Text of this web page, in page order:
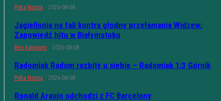
Piłka Nożna 2026-08-08
Jagiellonia na fali kontra głodny przełamania Widzew:
Zapowiedź hitu w Białymstoku
Bez kategorii 2026-08-08
Radomiak Radom rozbity u siebie – Radomiak 1:3 Górnik
Piłka Nożna 2026-08-08
Ronald Araujo odchodzi z FC Barcelony